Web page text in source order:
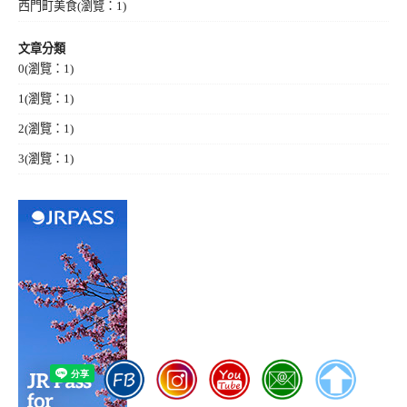
西門町美食(瀏覽：1)
文章分類
0(瀏覽：1)
1 (瀏覽：1)
2(瀏覽：1)
3(瀏覽：1)